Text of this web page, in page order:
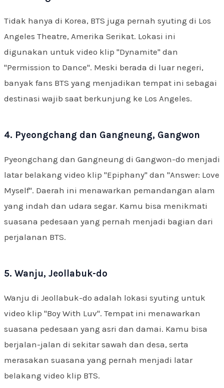
Tidak hanya di Korea, BTS juga pernah syuting di Los
Angeles Theatre, Amerika Serikat. Lokasi ini
digunakan untuk video klip "Dynamite" dan
"Permission to Dance". Meski berada di luar negeri,
banyak fans BTS yang menjadikan tempat ini sebagai
destinasi wajib saat berkunjung ke Los Angeles.
4. Pyeongchang dan Gangneung, Gangwon
Pyeongchang dan Gangneung di Gangwon-do menjadi
latar belakang video klip "Epiphany" dan "Answer: Love
Myself". Daerah ini menawarkan pemandangan alam
yang indah dan udara segar. Kamu bisa menikmati
suasana pedesaan yang pernah menjadi bagian dari
perjalanan BTS.
5. Wanju, Jeollabuk-do
Wanju di Jeollabuk-do adalah lokasi syuting untuk
video klip "Boy With Luv". Tempat ini menawarkan
suasana pedesaan yang asri dan damai. Kamu bisa
berjalan-jalan di sekitar sawah dan desa, serta
merasakan suasana yang pernah menjadi latar
belakang video klip BTS.